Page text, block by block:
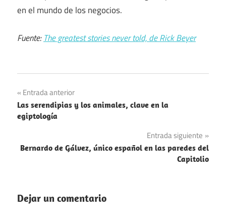
en el mundo de los negocios.
Fuente:The greatest stories never told, de Rick Beyer
Navegación
de
Entrada anterior
Las serendipias y los animales, clave en la
egiptología
Entrada siguiente
Bernardo de Gálvez, único español en las paredes del
Capitolio
Dejar un comentario